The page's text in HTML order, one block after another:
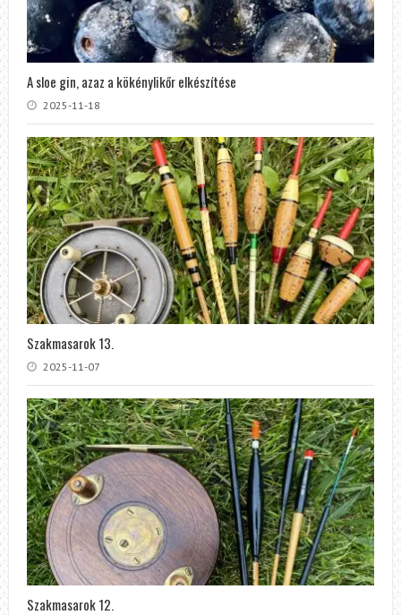
A sloe gin, azaz a kökénylikőr elkészítése
2025-11-18
Szakmasarok 13.
2025-11-07
Szakmasarok 12.